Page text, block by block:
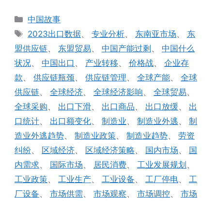
分
类
中国故事
标
签
2023出口数据、专业分析、 东南亚市场、 东
盟供应链、 东盟贸易、 中国产能过剩、 中国什么
状况、 中国出口 、 产业转移、 价格战、 企业存
款、 供应链瓶颈、 供应链管理、 全球产能、 全球
供应链、 全球经济、 全球经济影响、 全球贸易、
全球采购、 出口下滑、 出口商品、 出口放缓、 出
口统计、 出口额变化、 制造业、 制造业外逃、 制
造业外逃趋势、 制造业政策、 制造业趋势、 劳资
纠纷、 区域经济、 区域经济策略、 国内市场、 国
内需求、 国际市场、 居民消费、 工业发展规划、
工业政策、 工业生产、 工业设备、 工厂停电、 工
厂设备、 市场供需、 市场观察、 市场调控、 市场